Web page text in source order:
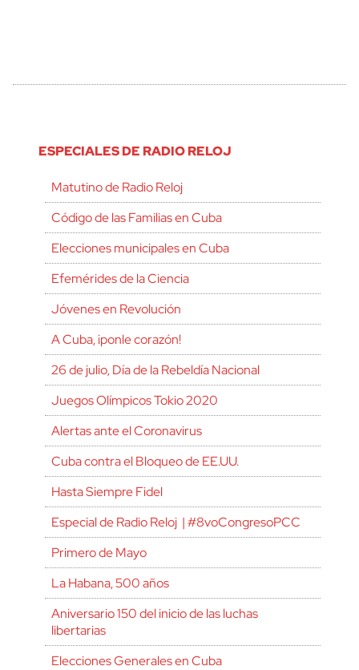
ESPECIALES DE RADIO RELOJ
Matutino de Radio Reloj
Código de las Familias en Cuba
Elecciones municipales en Cuba
Efemérides de la Ciencia
Jóvenes en Revolución
A Cuba, ¡ponle corazón!
26 de julio, Día de la Rebeldía Nacional
Juegos Olímpicos Tokio 2020
Alertas ante el Coronavirus
Cuba contra el Bloqueo de EE.UU.
Hasta Siempre Fidel
Especial de Radio Reloj | #8voCongresoPCC
Primero de Mayo
La Habana, 500 años
Aniversario 150 del inicio de las luchas
libertarias
Elecciones Generales en Cuba